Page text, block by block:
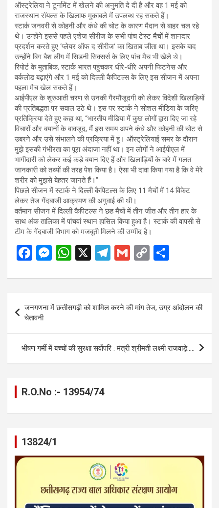
ऑस्ट्रेलिया ने टूर्नामेंट में खेलने की अनुमति दे दी है और वह 1 मई को
राजस्थान रॉयल्स के खिलाफ मुकाबले में उपलब्ध रह सकते हैं।
स्टार्क जनवरी से कोहनी और कंधे की चोट के कारण मैदान से बाहर चल रहे
थे। उन्होंने इससे पहले एशेज सीरीज के सभी पांच टेस्ट मैचों में शानदार
प्रदर्शन करते हुए ‘प्लेयर ऑफ द सीरीज’ का खिताब जीता था। इसके बाद
उन्होंने बिग बैश लीग में सिडनी सिक्सर्स के लिए पांच मैच भी खेले थे।
रिपोर्ट के मुताबिक, स्टार्क भारत पहुंचकर धीरे-धीरे अपनी फिटनेस और
वर्कलोड बढ़ाएंगे और 1 मई को दिल्ली कैपिटल्स के लिए इस सीजन में अपना
पहला मैच खेल सकते हैं।
आईपीएल के शुरुआती चरण से उनकी गैरमौजूदगी को लेकर विदेशी खिलाड़ियों
की प्रतिबद्धता पर सवाल उठे थे। इस पर स्टार्क ने सोशल मीडिया के जरिए
प्रतिक्रिया देते हुए कहा था, “भारतीय मीडिया में कुछ लोगों द्वारा दिए जा रहे
विचारों और बयानों के बावजूद, मैं इस समय अपने कंधे और कोहनी की चोट से
उबरने और उसे संभालने की प्रक्रिया में हूं। ऑस्ट्रेलियाई समर के दौरान
मुझे इसकी गंभीरता का पूरा अंदाजा नहीं था। इन लोगों ने आईपीएल में
भागीदारी को लेकर कई कड़े बयान दिए हैं और खिलाड़ियों के बारे में गलत
जानकारी को तथ्यों की तरह पेश किया है। ऐसा भी दावा किया गया है कि वे मेरे
शरीर को मुझसे बेहतर जानते हैं।”
पिछले सीजन में स्टार्क ने दिल्ली कैपिटल्स के लिए 11 मैचों में 14 विकेट
लेकर तेज गेंदबाजी आक्रमण की अगुवाई की थी।
वर्तमान सीजन में दिल्ली कैपिटल्स ने छह मैचों में तीन जीत और तीन हार के
साथ अंक तालिका में पांचवां स्थान हासिल किया हुआ है। स्टार्क की वापसी से
टीम के गेंदबाजी विभाग को मजबूती मिलने की उम्मीद है।
F
ce
o
o
k
M
se
n
g
er
W
at
s
A
p
p
X
T
e
gr
a
m
G
ail
C
py
n
k
ar
navigation
जनगणना में छत्तीसगढ़ी को शामिल करने की मांग तेज, उग्र आंदोलन की
चेतावनी
भीषण गर्मी में बच्चों की सुरक्षा सर्वोपरि : मंत्री श्रीमती लक्ष्मी राजवाड़े…..
R.O.No :- 13954/74
13824/1